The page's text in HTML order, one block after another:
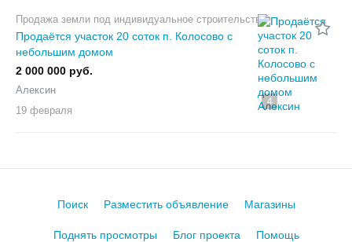
4
Продажа земли под индивидуальное строительство
Продаётся участок 20 соток п. Колосово с
небольшим домом
2 000 000 руб.
Алексин
19 февраля
Поиск Разместить объявление Магазины
Поднять просмотры Блог проекта
Помощь